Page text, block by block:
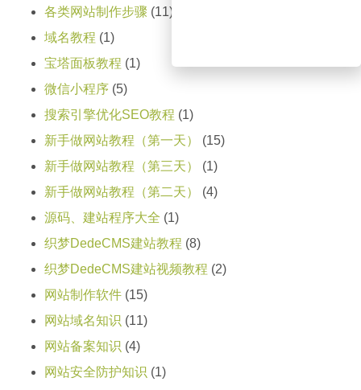
各类网站制作步骤 (11)
域名教程 (1)
宝塔面板教程 (1)
微信小程序 (5)
搜索引擎优化SEO教程 (1)
新手做网站教程（第一天）
(15)
新手做网站教程（第三天）
(1)
新手做网站教程（第二天）
(4)
源码、建站程序大全 (1)
织梦DedeCMS建站教程 (8)
织梦DedeCMS建站视频教程 (2)
网站制作软件 (15)
网站域名知识 (11)
网站备案知识 (4)
网站安全防护知识 (1)